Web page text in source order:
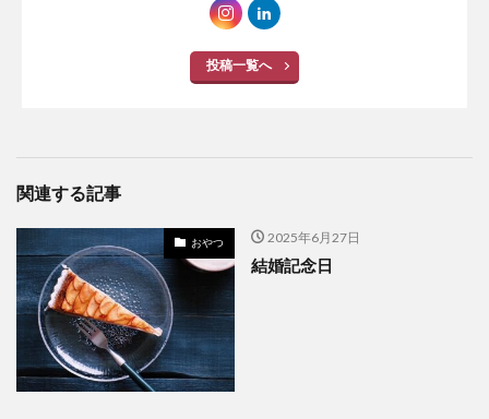
投稿一覧へ
関連する記事
おやつ 2025年6月27日
結婚記念日